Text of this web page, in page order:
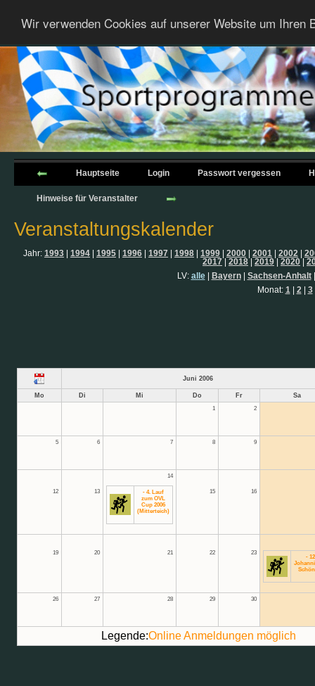
Wir verwenden Cookies auf unserer Website um
Hauptseite Login Passwort vergessen
Hinweise für Veranstalter
Veranstaltungskalender
Jahr: 1993 1994 1995 1996 1997 1998 1999 2000 2001 2002
2017
2018 2019 2020
LV: alle| Bayern| Sachsen-Anhalt
Monat: 1 2 3
Juni 2006
Mo Di Mi Do Fr Sa
1 2
5 6 7 8 9
12 13
14
- 4. Lauf
zum OVL
Cup 2006
(Mitterteich)
15 16
19 20 21 22 23
-
26 27 28 29 30
Legende:Online Anmeldungen möglich